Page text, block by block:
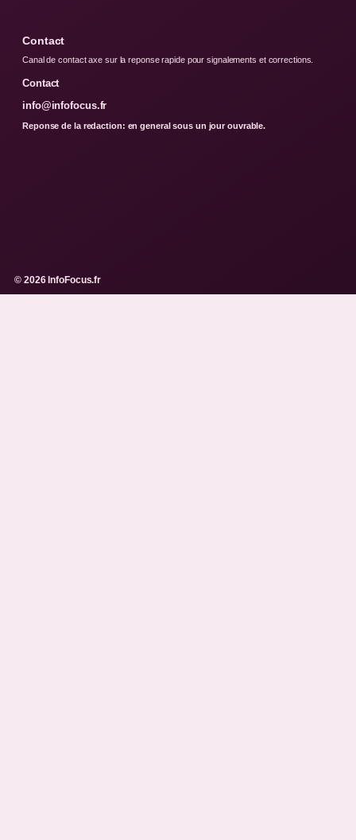
Contact
Canal de contact axe sur la reponse rapide pour signalements et corrections.
Contact
info@infofocus.fr
Reponse de la redaction: en general sous un jour ouvrable.
© 2026 InfoFocus.fr